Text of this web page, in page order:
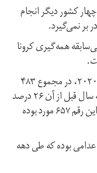
اعدام‌ها در چهار کشور دیگر انجام
بر نمی‌گیرد.
همه‌گیری کرونا
گزارش اشاره می‌کند که عفو بین‌الملل طی سال ۲۰۲۰، در مجموع ۴۸۳
مورد اعدام در ۱۸ کشور را ثبت کرده که نسبت به سال قبل از آن ۲۶ درصد
کاهش نشان می‌دهد. در سال ۲۰۱۹ میلادی، این رقم ۶۵۷ مورد بوده
بوده که طی دهه